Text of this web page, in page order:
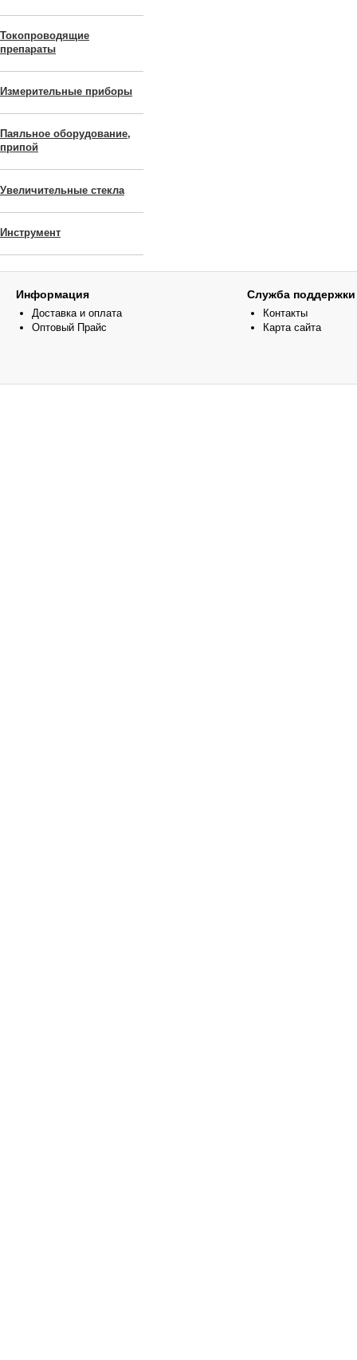
Токопроводящие
препараты
Измерительные приборы
Паяльное оборудование,
припой
Увеличительные стекла
Инструмент
Информация
Доставка и оплата
Оптовый Прайс
Служба поддержки
Контакты
Карта сайта